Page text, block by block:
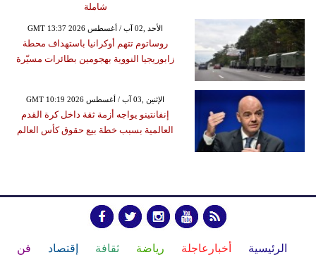
شاملة
GMT 13:37 2026 الأحد ,02 آب / أغسطس
روساتوم تتهم أوكرانيا باستهداف محطة
زابوريجيا النووية بهجومين بطائرات مسيّرة
GMT 10:19 2026 الإثنين ,03 آب / أغسطس
إنفانتينو يواجه أزمة ثقة داخل كرة القدم
العالمية بسبب خطة بيع حقوق كأس العالم
الرئيسية أخبارعاجلة رياضة ثقافة إقتصاد فن